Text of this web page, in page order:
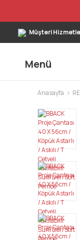
Müşteri
Menü
Anasayfa